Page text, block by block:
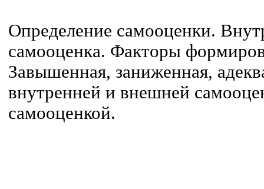
Определение самооценки.
самооценка. Факторы
Завышенная, заниженная,
внутренней и внешней
самооценкой.